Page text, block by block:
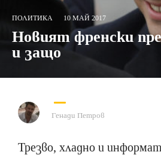
ПОЛИТИКА 10 МАЙ 2017
Новият френски
и защо
Генади Петров
Трезво, хладно и